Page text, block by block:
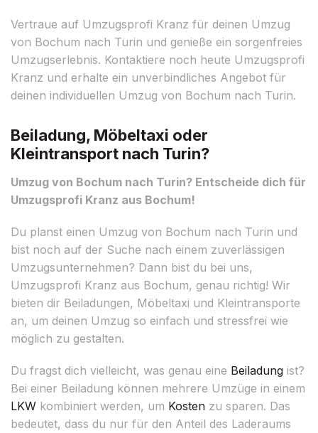
Vertraue auf Umzugsprofi Kranz für deinen Umzug
von Bochum nach Turin und genieße ein sorgenfreies
Umzugserlebnis. Kontaktiere noch heute Umzugsprofi
Kranz und erhalte ein unverbindliches Angebot für
deinen individuellen Umzug von Bochum nach Turin.
Beiladung, Möbeltaxi oder
Kleintransport nach Turin?
Umzug von Bochum nach Turin? Entscheide dich für
Umzugsprofi Kranz aus Bochum!
Du planst einen Umzug von Bochum nach Turin und
bist noch auf der Suche nach einem zuverlässigen
Umzugsunternehmen? Dann bist du bei uns,
Umzugsprofi Kranz aus Bochum, genau richtig! Wir
bieten dir Beiladungen, Möbeltaxi und Kleintransporte
an, um deinen Umzug so einfach und stressfrei wie
möglich zu gestalten.
Du fragst dich vielleicht, was genau eine Beiladung ist?
Bei einer Beiladung können mehrere Umzüge in einem
LKW kombiniert werden, um Kosten zu sparen. Das
bedeutet, dass du nur für den Anteil des Laderaums